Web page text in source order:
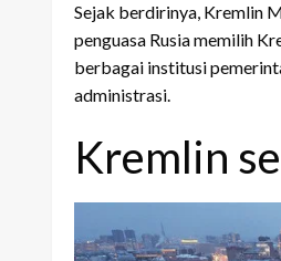
Sejak berdirinya, Kremlin
penguasa Rusia memilih
berbagai institusi
administrasi.
Kremlin